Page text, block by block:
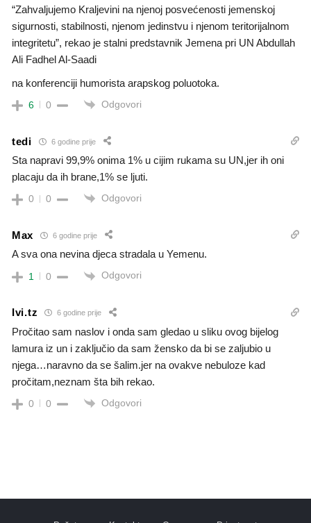
“Zahvaljujemo Kraljevini na njenoj posvećenosti jemenskoj
sigurnosti, stabilnosti, njenom jedinstvu i njenom teritorijalnom
integritetu”, rekao je stalni predstavnik Jemena pri UN Abdullah
Ali Fadhel Al-Saadi
na konferenciji humorista arapskog poluotoka.
6 0 Odgovori
tedi 6 godine prije
Sta napravi 99,9% onima 1% u cijim rukama su UN,jer ih oni
placaju da ih brane,1% se ljuti.
0 0 Odgovori
Max 6 godine prije
A sva ona nevina djeca stradala u Yemenu.
1 0 Odgovori
Ivi.tz 6 godine prije
Pročitao sam naslov i onda sam gledao u sliku ovog bijelog
lamura iz un i zaključio da sam žensko da bi se zaljubio u
njega…naravno da se šalim.jer na ovakve nebuloze kad
pročitam,neznam šta bih rekao.
0 0 Odgovori